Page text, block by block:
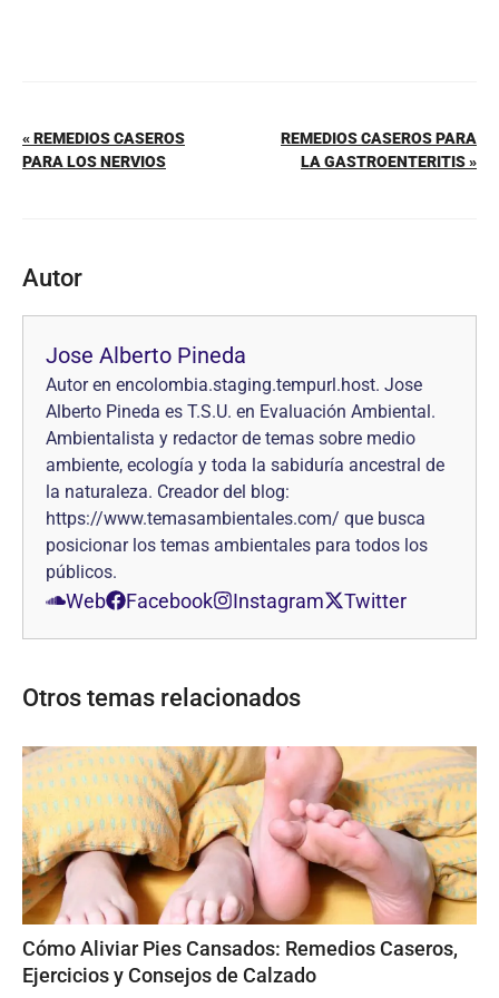
« REMEDIOS CASEROS
PARA LOS NERVIOS
REMEDIOS CASEROS PARA
LA GASTROENTERITIS »
Autor
Jose Alberto Pineda
Autor en encolombia.staging.tempurl.host. Jose
Alberto Pineda es T.S.U. en Evaluación Ambiental.
Ambientalista y redactor de temas sobre medio
ambiente, ecología y toda la sabiduría ancestral de
la naturaleza. Creador del blog:
https://www.temasambientales.com/ que busca
posicionar los temas ambientales para todos los
públicos.
Web Facebook Instagram Twitter
Otros temas relacionados
Cómo Aliviar Pies Cansados: Remedios Caseros,
Ejercicios y Consejos de Calzado